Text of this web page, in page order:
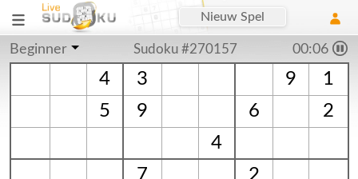
Nieuw Spel
Beginner Sudoku #270157 00:06
4 3 9
1
5
9 6
2
4
7
2